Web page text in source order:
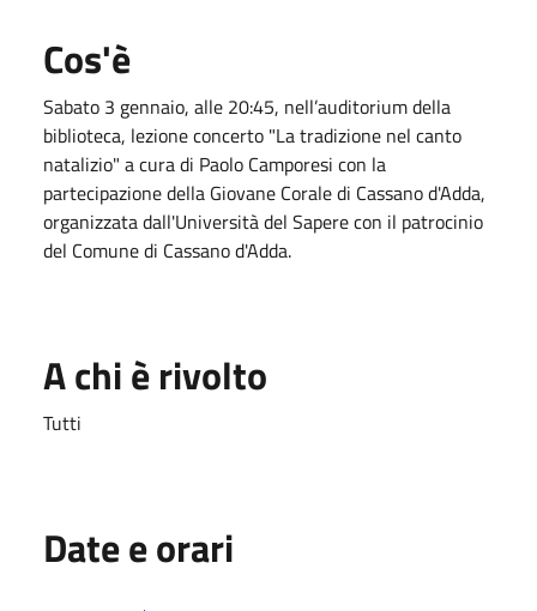
Cos'è
Sabato 3 gennaio, alle 20:45, nell’auditorium della
biblioteca, lezione concerto "La tradizione nel canto
natalizio" a cura di Paolo Camporesi con la
partecipazione della Giovane Corale di Cassano d'Adda,
organizzata dall'Università del Sapere con il patrocinio
del Comune di Cassano d'Adda.
A chi è rivolto
Tutti
Date e orari